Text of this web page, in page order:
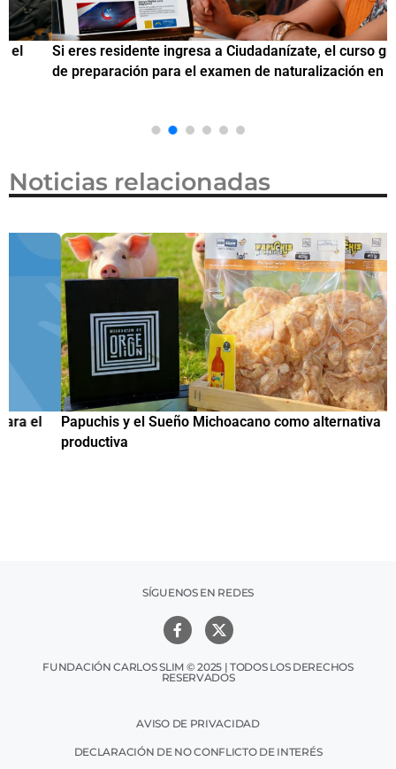
Si eres residente ingresa a Ciudadanízate, el curso gratuito
de preparación para el examen de naturalización en EUA
Noticias relacionadas
Papuchis y el Sueño Michoacano como alternativa
productiva
SÍGUENOS EN REDES
FUNDACIÓN CARLOS SLIM © 2025 | TODOS LOS DERECHOS
RESERVADOS
AVISO DE PRIVACIDAD
DECLARACIÓN DE NO CONFLICTO DE INTERÉS